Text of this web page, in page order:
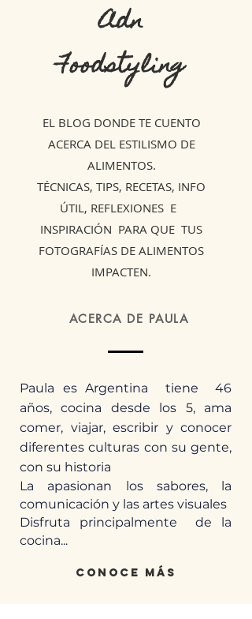
Adn
Foodstyling
EL BLOG DONDE TE CUENTO
ACERCA DEL ESTILISMO DE
ALIMENTOS.
TÉCNICAS, TIPS, RECETAS, INFO
ÚTIL, REFLEXIONES E
INSPIRACIÓN PARA QUE TUS
FOTOGRAFÍAS DE ALIMENTOS
IMPACTEN.
ACERCA DE PAULA
Paula es Argentina tiene 46
años, cocina desde los 5, ama
comer, viajar, escribir y conocer
diferentes culturas con su gente,
con su historia
La apasionan los sabores, la
comunicación y las artes visuales
Disfruta principalmente de la
cocina...
conoce más